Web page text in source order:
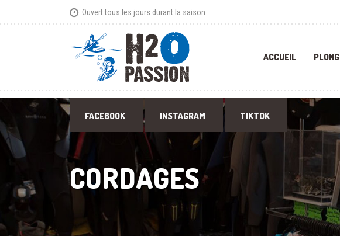
Ouvert tous les jours durant la saison
ACCUEIL
FACEBOOK INSTAGRAM TIKTOK
CORDAGES